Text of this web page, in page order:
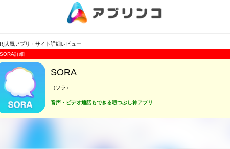
人気アプリ・サイト詳細レビュー
SORA詳細
SORA
（ソラ）
音声・ビデオ通話もできる暇つぶし神アプリ